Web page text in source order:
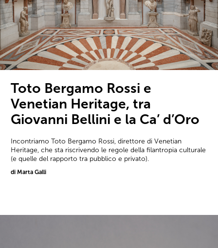
Toto Bergamo Rossi e
Venetian Heritage, tra
Giovanni Bellini e la Ca’ d’Oro
Incontriamo Toto Bergamo Rossi, direttore di Venetian
Heritage, che sta riscrivendo le regole della filantropia culturale
(e quelle del rapporto tra pubblico e privato).
di Marta Galli